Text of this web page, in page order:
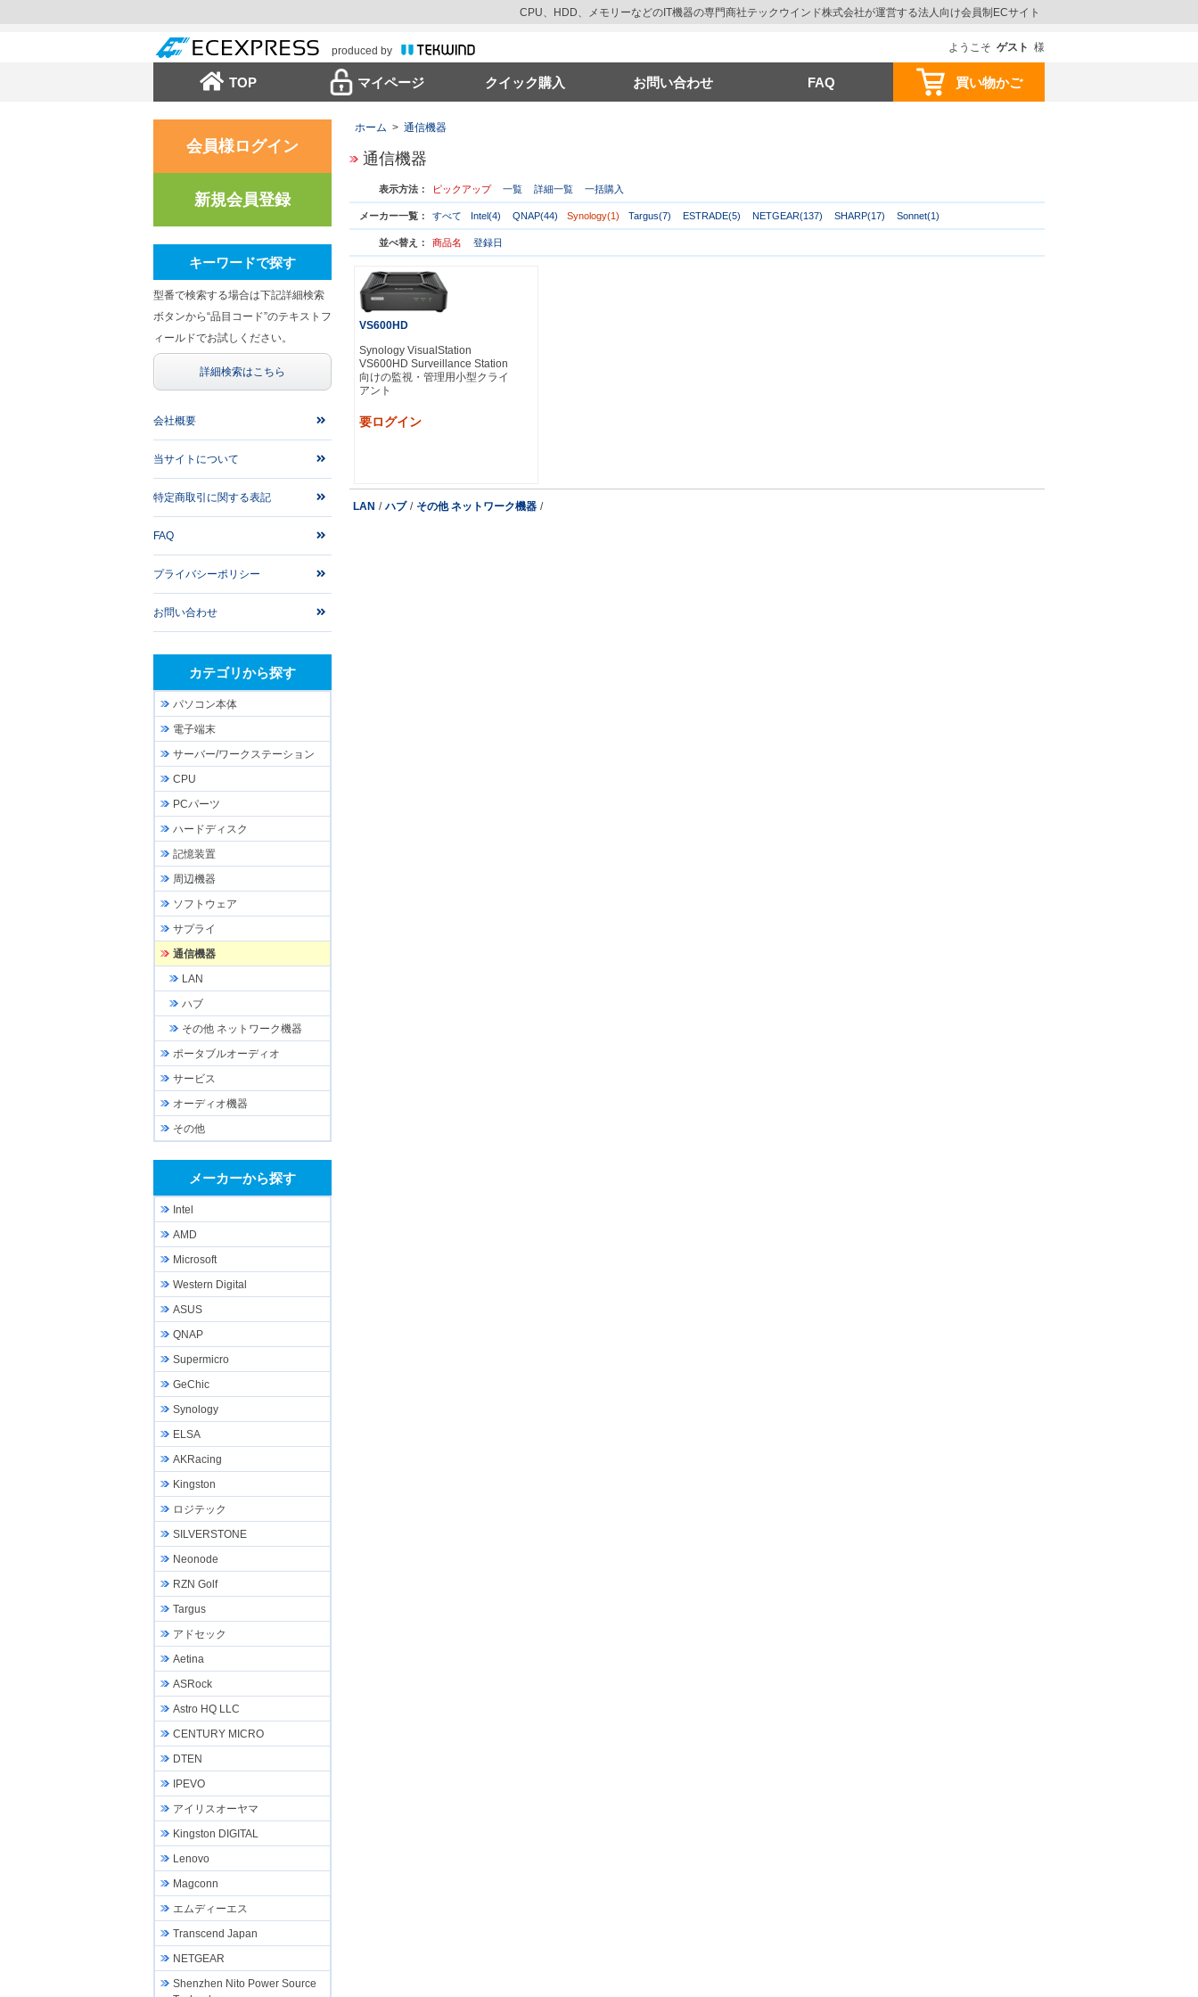
produced by ようこそ ゲスト 様
CPU、HDD、メモリーなどのIT機器の専門商社テックウインド株式会社が運営する法人向け会員制ECサイト
TOP マイページ クイック購入 お問い合わせ FAQ 買い物かご
ホーム > 通信機器
通信機器
表示方法： ピックアップ 一覧 詳細一覧 一括購入
メーカー一覧： すべて Intel(4) QNAP(44) Synology(1) Targus(7) ESTRADE(5) NETGEAR(137) SHARP(17) Sonnet(1)
並べ替え： 商品名 登録日
VS600HD
Synology VisualStation
VS600HD Surveillance Station
向けの監視・管理用小型クライ
アント
要ログイン
LAN / ハブ / その他 ネットワーク機器 /
会員様ログイン
新規会員登録
キーワードで探す
型番で検索する場合は下記詳細検索
ボタンから“品目コード”のテキストフ
ィールドでお試しください。
詳細検索はこちら
会社概要
当サイトについて
特定商取引に関する表記
FAQ
プライバシーポリシー
お問い合わせ
カテゴリから探す
パソコン本体
電子端末
サーバー/ワークステーション
CPU
PCパーツ
ハードディスク
記憶装置
周辺機器
ソフトウェア
サプライ
通信機器
LAN
ハブ
その他 ネットワーク機器
ポータブルオーディオ
サービス
オーディオ機器
その他
メーカーから探す
Intel
AMD
Microsoft
Western Digital
ASUS
QNAP
Supermicro
GeChic
Synology
ELSA
AKRacing
Kingston
ロジテック
SILVERSTONE
Neonode
RZN Golf
Targus
アドセック
Aetina
ASRock
Astro HQ LLC
CENTURY MICRO
DTEN
IPEVO
アイリスオーヤマ
Kingston DIGITAL
Lenovo
Magconn
エムディーエス
Transcend Japan
NETGEAR
Shenzhen Nito Power Source